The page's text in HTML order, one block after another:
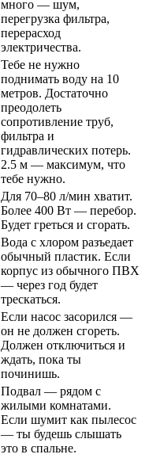
много — шум,
перегрузка фильтра,
перерасход
электричества.
Тебе не нужно
поднимать воду на 10
метров. Достаточно
преодолеть
сопротивление труб,
фильтра и
гидравлических потерь.
2.5 м — максимум, что
тебе нужно.
Для 70–80 л/мин хватит.
Более 400 Вт — перебор.
Будет греться и сгорать.
Вода с хлором разъедает
обычный пластик. Если
корпус из обычного ПВХ
— через год будет
трескаться.
Если насос засорился —
он не должен сгореть.
Должен отключиться и
ждать, пока ты
починишь.
Подвал — рядом с
жилыми комнатами.
Если шумит как пылесос
— ты будешь слышать
это в спальне.